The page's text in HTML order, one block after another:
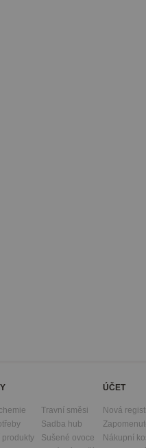
ÚČET
produkty
Travní směsi
Sadba hub
Sušené ovoce
Nová
Nákupní